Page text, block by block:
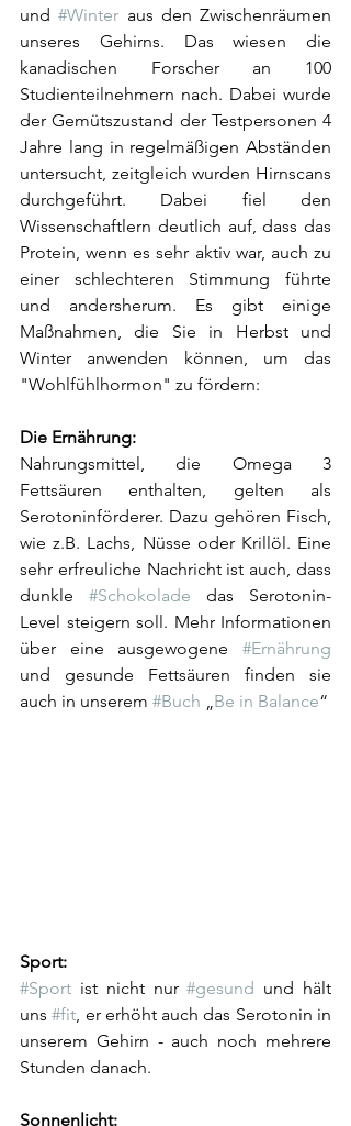
und #Winter aus den Zwischenräumen
unseres Gehirns. Das wiesen die
kanadischen Forscher an 100
Studienteilnehmern nach. Dabei wurde
der Gemütszustand der Testpersonen 4
Jahre lang in regelmäßigen Abständen
untersucht, zeitgleich wurden Hirnscans
durchgeführt. Dabei fiel den
Wissenschaftlern deutlich auf, dass das
Protein, wenn es sehr aktiv war, auch zu
einer schlechteren Stimmung führte
und andersherum. Es gibt einige
Maßnahmen, die Sie in Herbst und
Winter anwenden können, um das
"Wohlfühlhormon" zu fördern:
Die Ernährung:
Nahrungsmittel, die Omega 3
Fettsäuren enthalten, gelten als
Serotoninförderer. Dazu gehören Fisch,
wie z.B. Lachs, Nüsse oder Krillöl. Eine
sehr erfreuliche Nachricht ist auch, dass
dunkle #Schokolade das Serotonin-
Level steigern soll. Mehr Informationen
über eine ausgewogene #Ernährung
und gesunde Fettsäuren finden sie
auch in unserem #Buch Be in Balance
Sport:
#Sport ist nicht nur #gesund und hält
uns #fit, er erhöht auch das Serotonin in
unserem Gehirn - auch noch mehrere
Stunden danach.
Sonnenlicht: